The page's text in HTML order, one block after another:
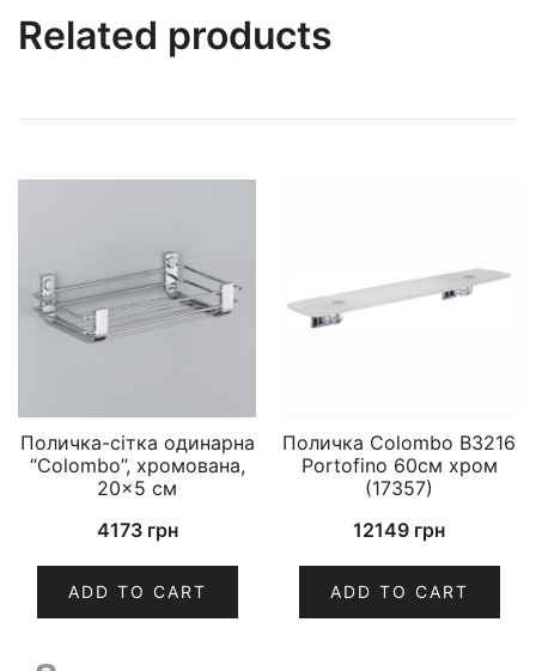
Related products
Поличка-сітка одинарна
“Colombo”, хромована,
20×5 см
4173 грн
ADD TO CART
Поличка Colombo B3216
Portofino 60см хром
(17357)
12149 грн
ADD TO CART